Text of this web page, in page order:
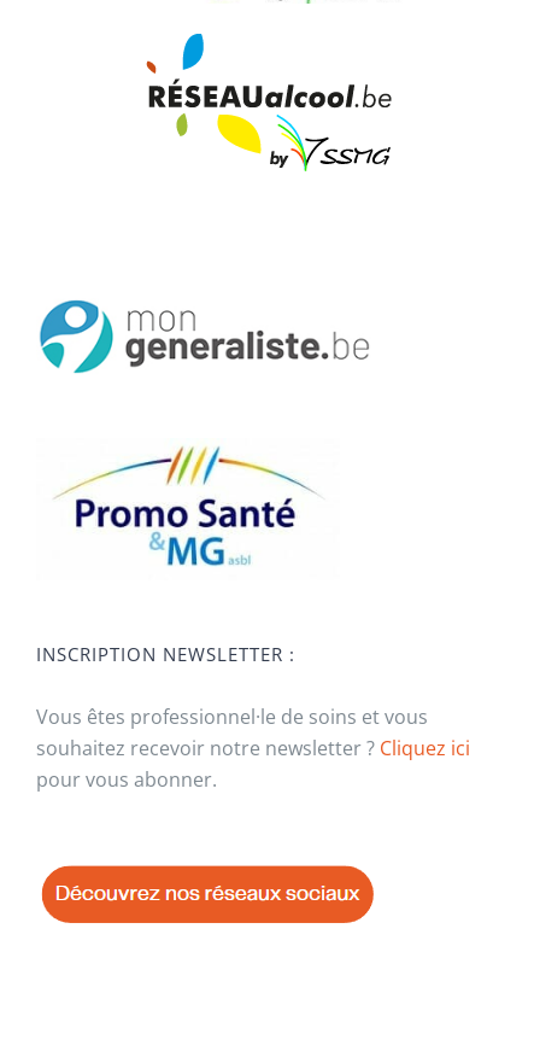
INSCRIPTION NEWSLETTER :
Vous êtes professionnel·le de soins et vous
souhaitez recevoir notre newsletter ? Cliquez ici
pour vous abonner.